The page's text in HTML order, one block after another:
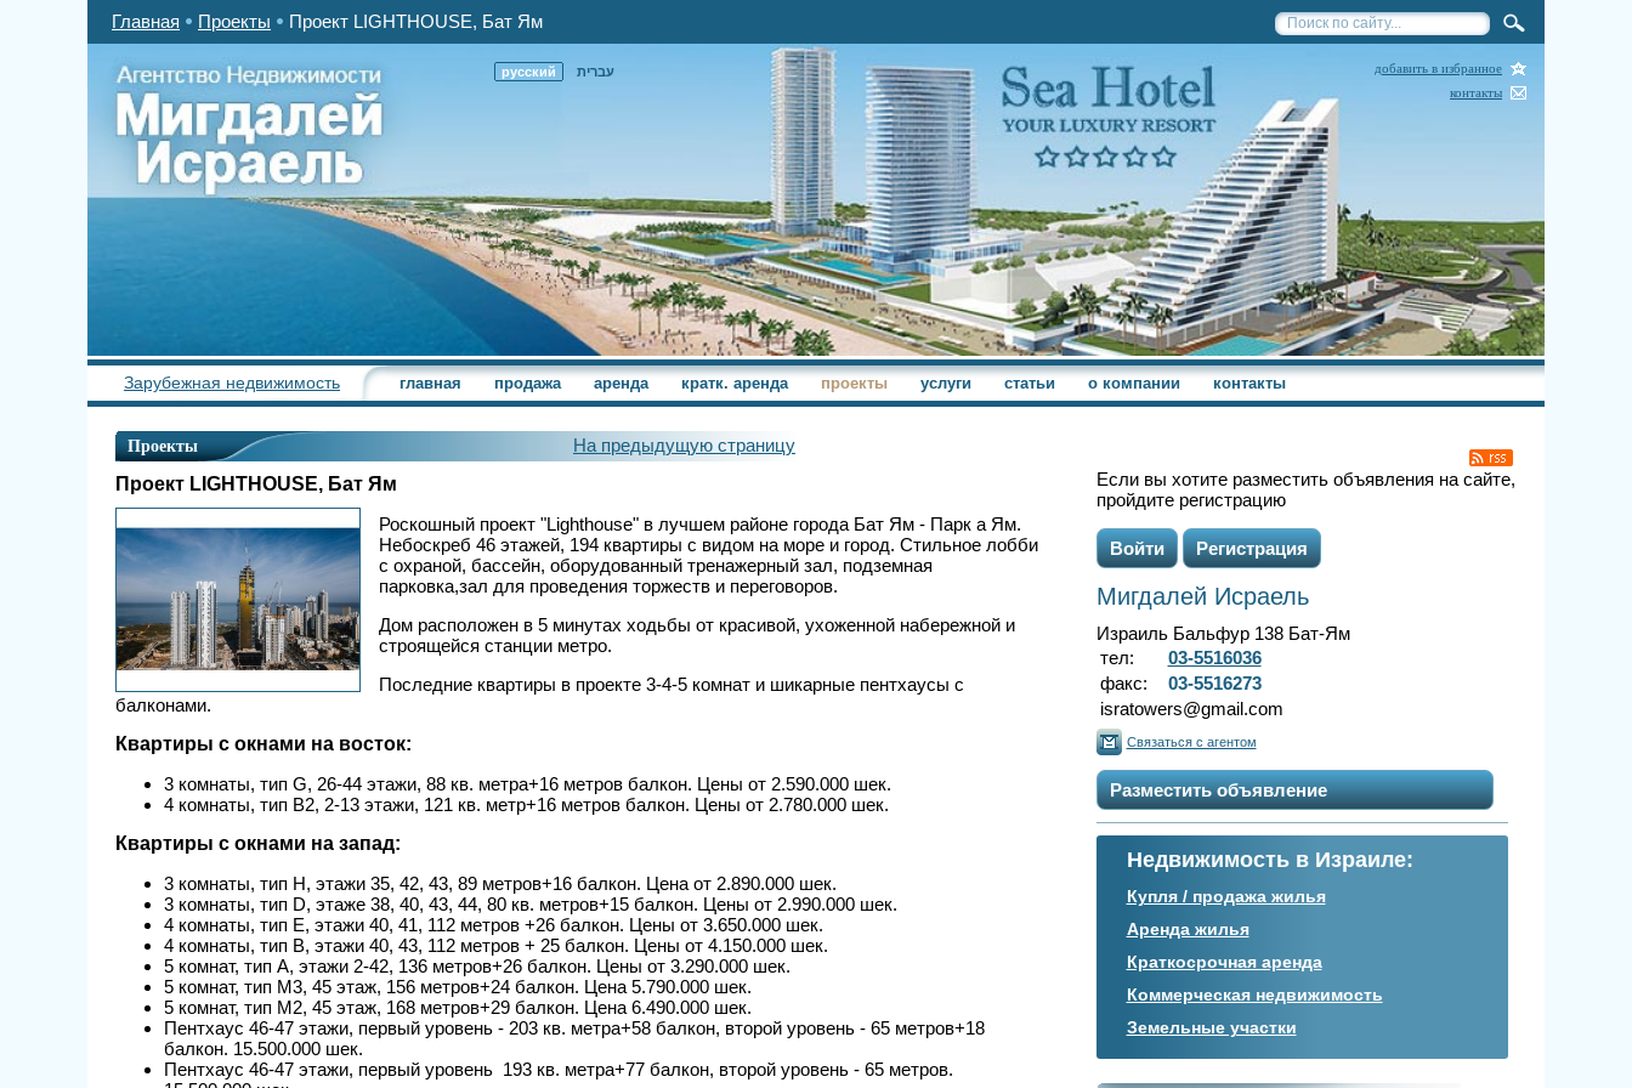
Главная Проекты Проект LIGHTHOUSE, Бат Ям
עברית русский
добавить в избранное
контакты
Зарубежная недвижимость главная продажа аренда кратк. аренда проекты услуги статьи о компании контакты
Проекты
На предыдущую страницу
Проект LIGHTHOUSE, Бат Ям
Роскошный проект "Lighthouse" в лучшем районе города Бат Ям - Парк а Ям.
Небоскреб 46 этажей, 194 квартиры с видом на море и город. Стильное лобби
с охраной, бассейн, оборудованный тренажерный зал, подземная
парковка,зал для проведения торжеств и переговоров.
Дом расположен в 5 минутах ходьбы от красивой, ухоженной набережной и
строящейся станции метро.
Последние квартиры в проекте 3-4-5 комнат и шикарные пентхаусы с
балконами.
Квартиры с окнами на восток:
3 комнаты, тип G, 26-44 этажи, 88 кв. метра+16 метров балкон. Цены от 2.590.000 шек.
4 комнаты, тип B2, 2-13 этажи, 121 кв. метр+16 метров балкон. Цены от 2.780.000 шек.
Квартиры с окнами на запад:
3 комнаты, тип H, этажи 35, 42, 43, 89 метров+16 балкон. Цена от 2.890.000 шек.
3 комнаты, тип D, этаже 38, 40, 43, 44, 80 кв. метров+15 балкон. Цены от 2.990.000 шек.
4 комнаты, тип E, этажи 40, 41, 112 метров +26 балкон. Цены от 3.650.000 шек.
4 комнаты, тип В, этажи 40, 43, 112 метров + 25 балкон. Цены от 4.150.000 шек.
5 комнат, тип А, этажи 2-42, 136 метров+26 балкон. Цены от 3.290.000 шек.
5 комнат, тип М3, 45 этаж, 156 метров+24 балкон. Цена 5.790.000 шек.
5 комнат, тип М2, 45 этаж, 168 метров+29 балкон. Цена 6.490.000 шек.
Пентхаус 46-47 этажи, первый уровень - 203 кв. метра+58 балкон, второй уровень - 65 метров+18
балкон. 15.500.000 шек.
Пентхаус 46-47 этажи, первый уровень 193 кв. метра+77 балкон, второй уровень - 65 метров.
Если вы хотите разместить объявления на сайте,
пройдите регистрацию
Войти Регистрация
Мигдалей Исраель
Израиль Бальфур 138 Бат-Ям
тел:
03-5516036
факс:
03-5516273
isratowers@gmail.com
Связаться с агентом
Разместить объявление
Недвижимость в Израиле:
Купля / продажа жилья
Аренда жилья
Краткосрочная аренда
Коммерческая недвижимость
Земельные участки